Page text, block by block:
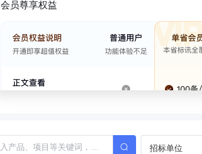
会员尊享权益
招标单位